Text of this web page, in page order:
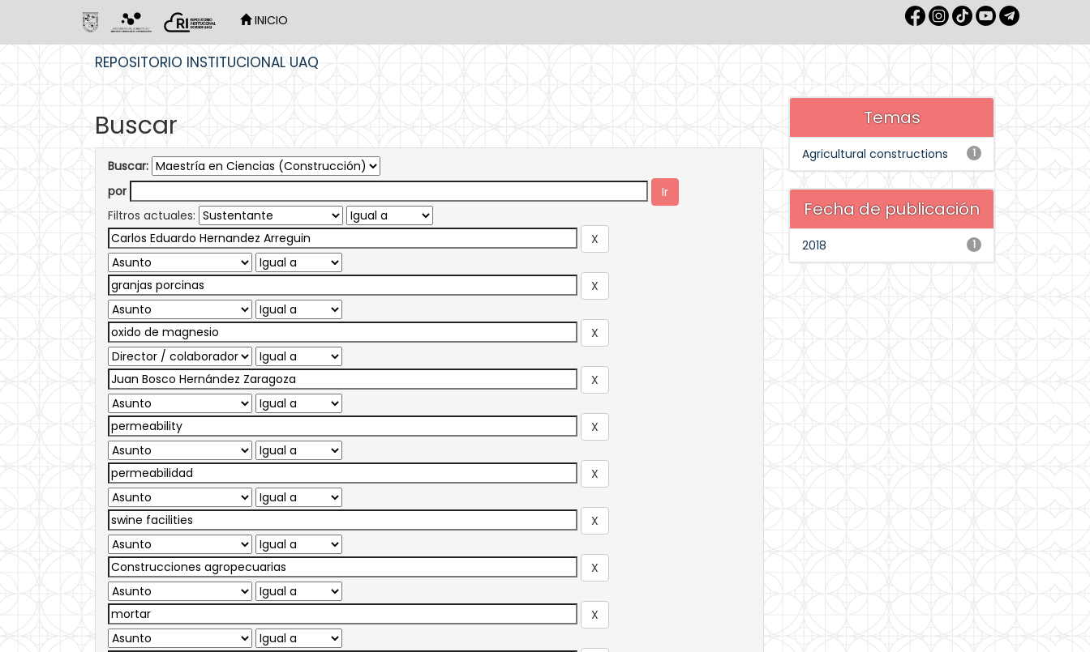
INICIO
REPOSITORIO INSTITUCIONAL UAQ
Buscar
Buscar:
por
Filtros actuales:
Temas
1
Agricultural constructions
Fecha de publicación
1
2018